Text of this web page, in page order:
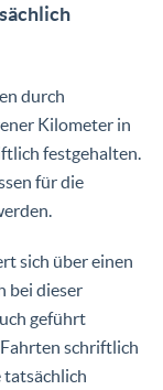
durch
Kilometer in
festgehalten.
für die
sich über einen
bei dieser
geführt
schriftlich